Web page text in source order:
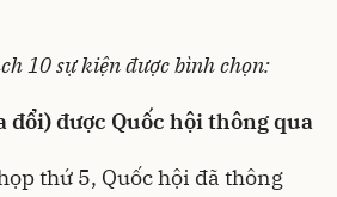
10 sự kiện được bình chọn:
đổi) được Quốc hội thông qua
thứ 5, Quốc hội đã thông